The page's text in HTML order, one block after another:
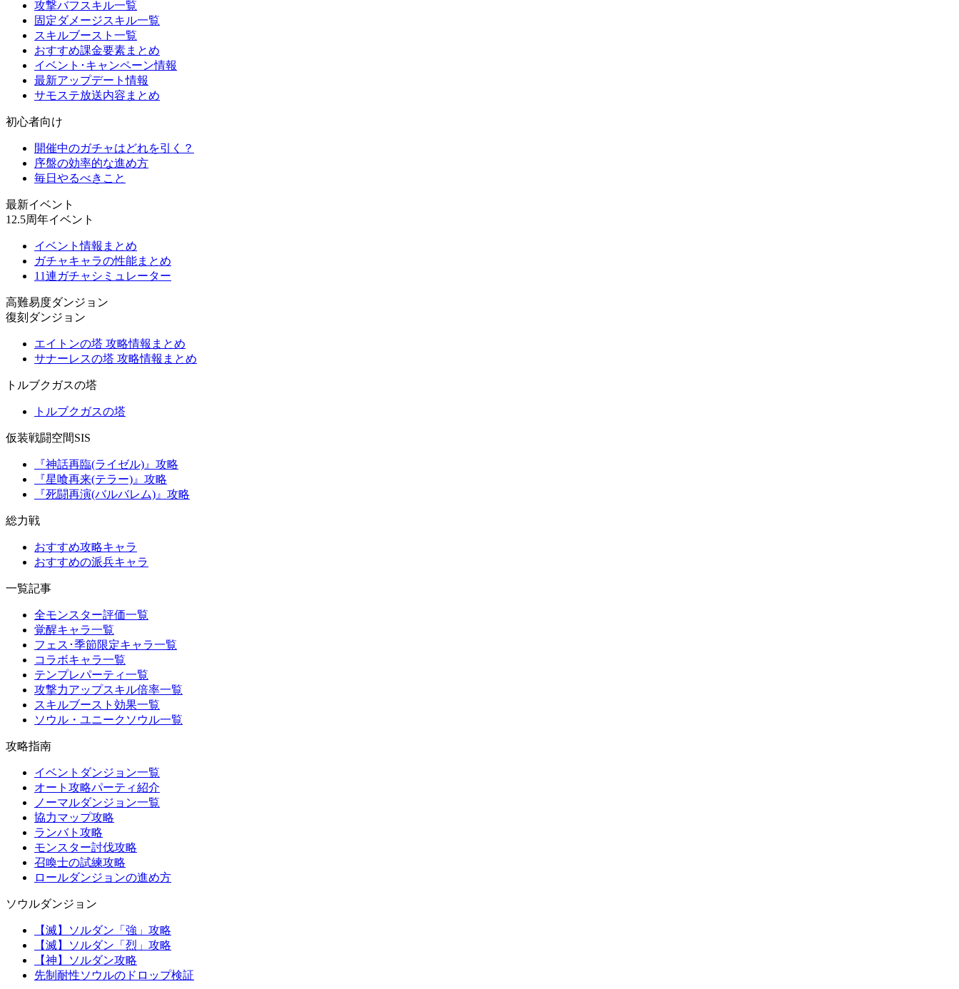
攻撃バフスキル一覧
固定ダメージスキル一覧
スキルブースト一覧
おすすめ課金要素まとめ
イベント･キャンペーン情報
最新アップデート情報
サモステ放送内容まとめ
初心者向け
開催中のガチャはどれを引く？
序盤の効率的な進め方
毎日やるべきこと
最新イベント
12.5周年イベント
イベント情報まとめ
ガチャキャラの性能まとめ
11連ガチャシミュレーター
高難易度ダンジョン
復刻ダンジョン
エイトンの塔 攻略情報まとめ
サナーレスの塔 攻略情報まとめ
トルブクガスの塔
トルブクガスの塔
仮装戦闘空間SIS
『神話再臨(ライゼル)』攻略
『星喰再来(テラー)』攻略
『死闘再演(バルバレム)』攻略
総力戦
おすすめ攻略キャラ
おすすめの派兵キャラ
一覧記事
全モンスター評価一覧
覚醒キャラ一覧
フェス･季節限定キャラ一覧
コラボキャラ一覧
テンプレパーティ一覧
攻撃力アップスキル倍率一覧
スキルブースト効果一覧
ソウル・ユニークソウル一覧
攻略指南
イベントダンジョン一覧
オート攻略パーティ紹介
ノーマルダンジョン一覧
協力マップ攻略
ランバト攻略
モンスター討伐攻略
召喚士の試練攻略
ロールダンジョンの進め方
ソウルダンジョン
【滅】ソルダン「強」攻略
【滅】ソルダン「烈」攻略
【神】ソルダン攻略
先制耐性ソウルのドロップ検証